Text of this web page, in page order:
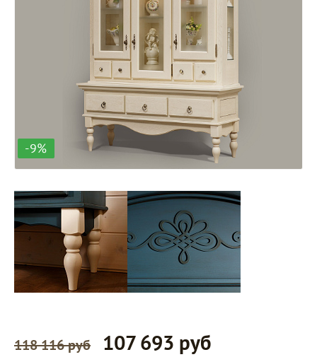
-9%
118 116 руб 107 693 руб